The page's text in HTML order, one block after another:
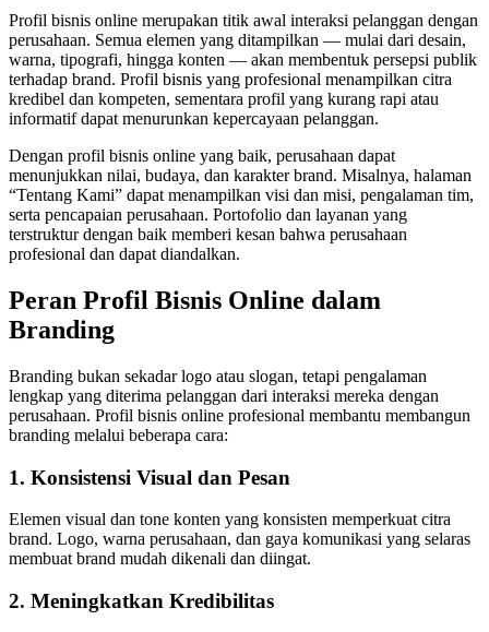
Profil bisnis online merupakan titik awal interaksi pelanggan dengan
perusahaan. Semua elemen yang ditampilkan — mulai dari desain,
warna, tipografi, hingga konten — akan membentuk persepsi publik
terhadap brand. Profil bisnis yang profesional menampilkan citra
kredibel dan kompeten, sementara profil yang kurang rapi atau
informatif dapat menurunkan kepercayaan pelanggan.
Dengan profil bisnis online yang baik, perusahaan dapat
menunjukkan nilai, budaya, dan karakter brand. Misalnya, halaman
“Tentang Kami” dapat menampilkan visi dan misi, pengalaman tim,
serta pencapaian perusahaan. Portofolio dan layanan yang
terstruktur dengan baik memberi kesan bahwa perusahaan
profesional dan dapat diandalkan.
Peran Profil Bisnis Online dalam
Branding
Branding bukan sekadar logo atau slogan, tetapi pengalaman
lengkap yang diterima pelanggan dari interaksi mereka dengan
perusahaan. Profil bisnis online profesional membantu membangun
branding melalui beberapa cara:
1. Konsistensi Visual dan Pesan
Elemen visual dan tone konten yang konsisten memperkuat citra
brand. Logo, warna perusahaan, dan gaya komunikasi yang selaras
membuat brand mudah dikenali dan diingat.
2. Meningkatkan Kredibilitas